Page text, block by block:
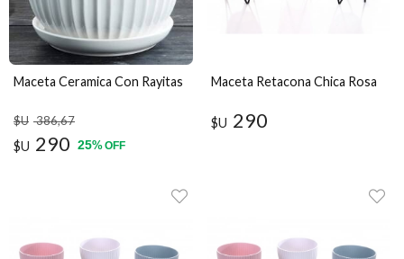
Maceta Ceramica Con Rayitas
$U 386,67
$U 290 25%OFF
Maceta Retacona Chica Rosa
$U 290